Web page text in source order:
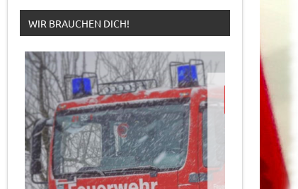
WIR BRAUCHEN DICH!